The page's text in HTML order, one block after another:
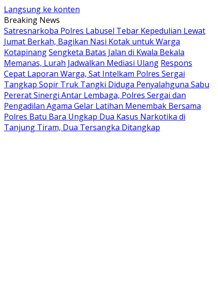
Langsung ke konten
Breaking News
Satresnarkoba Polres Labusel Tebar Kepedulian Lewat
Jumat Berkah, Bagikan Nasi Kotak untuk Warga
KotapinangSengketa Batas Jalan di Kwala Bekala
Memanas, Lurah Jadwalkan Mediasi Ulang Respons
Cepat Laporan Warga, Sat Intelkam Polres Sergai
Tangkap Sopir Truk Tangki Diduga Penyalahguna Sabu
Pererat Sinergi Antar Lembaga, Polres Sergai dan
Pengadilan Agama Gelar Latihan Menembak Bersama
Polres Batu Bara Ungkap Dua Kasus Narkotika di
Tanjung Tiram, Dua Tersangka Ditangkap